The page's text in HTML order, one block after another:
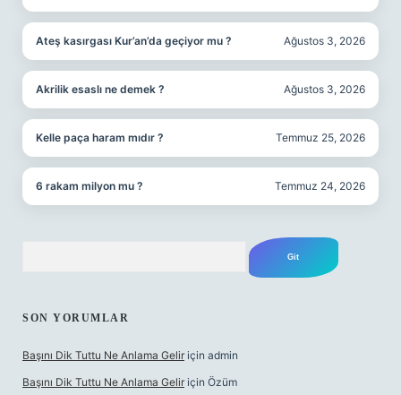
Ateş kasırgası Kur’an’da geçiyor mu ? Ağustos 3, 2026
Akrilik esaslı ne demek ? Ağustos 3, 2026
Kelle paça haram mıdır ? Temmuz 25, 2026
6 rakam milyon mu ? Temmuz 24, 2026
SON YORUMLAR
Başını Dik Tuttu Ne Anlama Gelir için admin
Başını Dik Tuttu Ne Anlama Gelir için Özüm